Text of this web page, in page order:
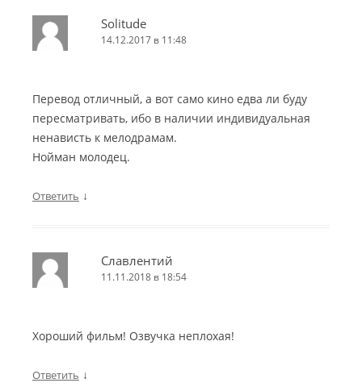
Solitude
14.12.2017 в 11:48
Перевод отличный, а вот само кино едва ли буду
пересматривать, ибо в наличии индивидуальная
ненависть к мелодрамам.
Нойман молодец.
Ответить ↓
Славлентий
11.11.2018 в 18:54
Хороший фильм! Озвучка неплохая!
Ответить ↓